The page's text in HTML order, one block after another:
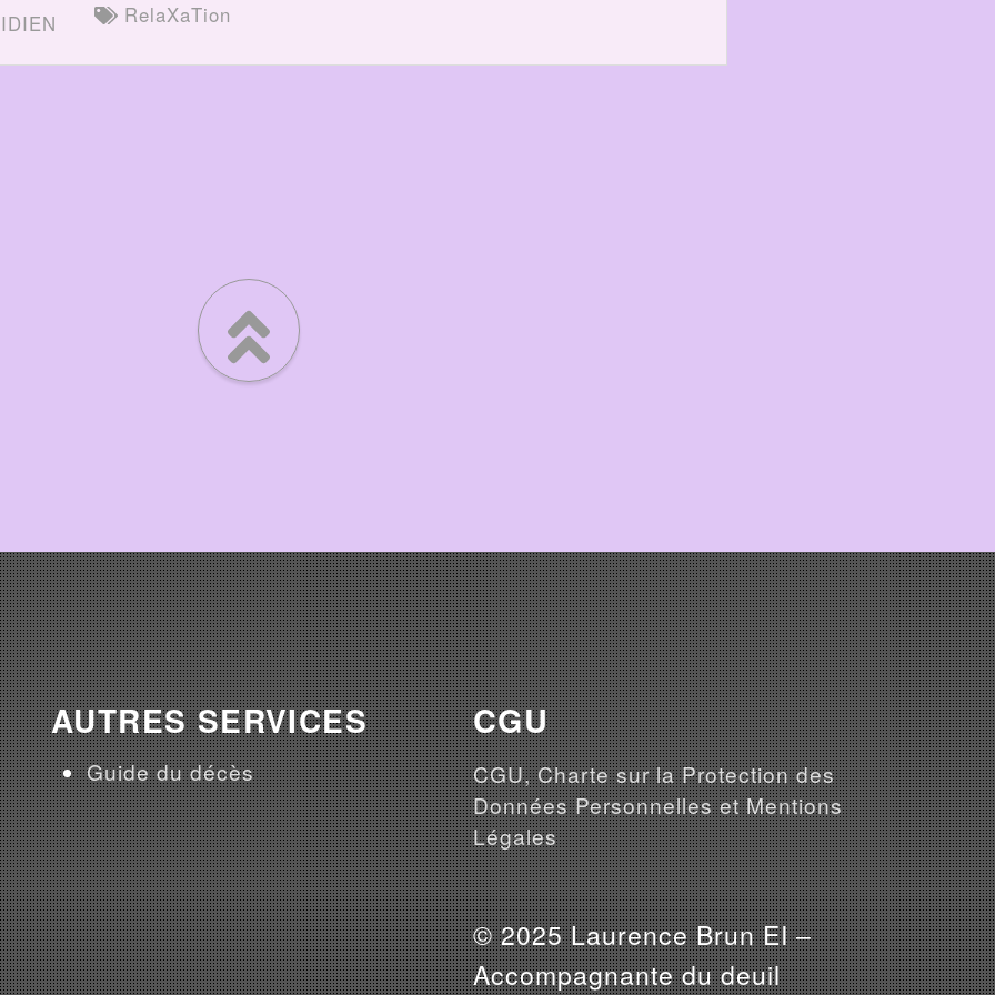
RelaXaTion
AUTRES SERVICES
Guide du décès
CGU
CGU, Charte sur la Protection des
Données Personnelles et Mentions
Légales
© 2025 Laurence Brun EI –
Accompagnante du deuil